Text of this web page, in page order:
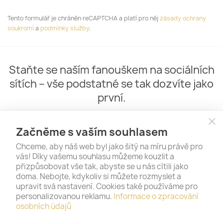
Tento formulář je chráněn reCAPTCHA a platí pro něj zásady ochrany
soukromía podmínky služby.
Staňte se naším fanouškem na sociálních
sítích – vše podstatné se tak dozvíte jako
první.
PRODUKTY
close
Začněme s vaším souhlasem
Chceme, aby náš web byl jako šitý na míru právě pro
vás! Díky vašemu souhlasu můžeme kouzlit a
přizpůsobovat vše tak, abyste se u nás cítili jako
doma. Nebojte, kdykoliv si můžete rozmyslet a
upravit svá nastavení. Cookies také používáme pro
personalizovanou reklamu. Informace o zpracování
osobních údajů